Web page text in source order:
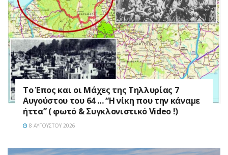
Το Έπος και οι Μάχες της Τηλλυρίας 7
Αυγούστου του 64 … “Η νίκη που την κάναμε
ήττα” ( φωτό & Συγκλονιστικό Video !)
8 ΑΥΓΟΎΣΤΟΥ 2026